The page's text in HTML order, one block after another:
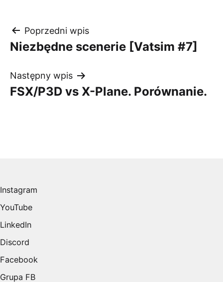
Nawigacja
wpisu
Poprzedni wpis
Niezbędne scenerie [Vatsim #7]
Następny wpis
FSX/P3D vs X-Plane. Porównanie.
Instagram
YouTube
LinkedIn
Discord
Facebook
Grupa FB